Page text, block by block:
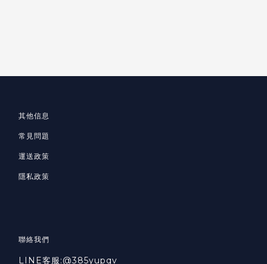
其他信息
常見問題
運送政策
隱私政策
聯絡我們
LINE客服:@385yupqv